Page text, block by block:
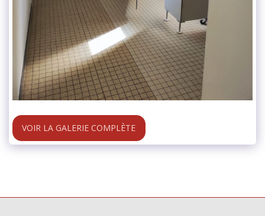
VOIR LA GALERIE COMPLÈTE